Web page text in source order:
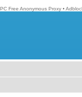
Free Anonymous Proxy •